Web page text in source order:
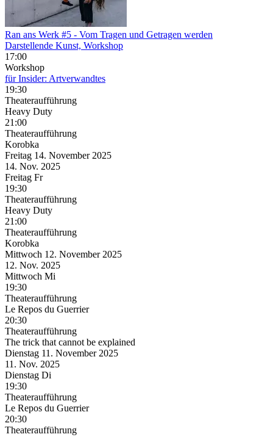
Ran ans Werk #5 - Vom Tragen und Getragen werden
Darstellende Kunst, Workshop
17:00
Workshop
für Insider: Artverwandtes
19:30
Theateraufführung
Heavy Duty
21:00
Theateraufführung
Korobka
Freitag 14. November 2025
14. Nov. 2025
Freitag Fr
19:30
Theateraufführung
Heavy Duty
21:00
Theateraufführung
Korobka
Mittwoch 12. November 2025
12. Nov. 2025
Mittwoch Mi
19:30
Theateraufführung
Le Repos du Guerrier
20:30
Theateraufführung
The trick that cannot be explained
Dienstag 11. November 2025
11. Nov. 2025
Dienstag Di
19:30
Theateraufführung
Le Repos du Guerrier
20:30
Theateraufführung